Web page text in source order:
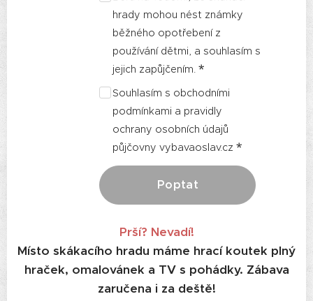
hrady mohou nést známky
běžného opotřebení z
používání dětmi, a souhlasím s
jejich zapůjčením.
Souhlasím s obchodními
podmínkami a pravidly
ochrany osobních údajů
půjčovny vybavaoslav.cz
Poptat
Prší? Nevadí!
Místo skákacího hradu máme hrací koutek plný
hraček, omalovánek a TV s pohádky. Zábava
zaručena i za deště!